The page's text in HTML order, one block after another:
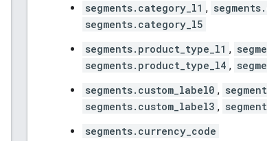
segments.category_l1 ,
segments.category_l5
segments.product_type_l1 ,
segments.product_type_l4 ,
segments.custom_label0 ,
segments.custom_label3 ,
segments.currency_code